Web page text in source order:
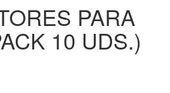
PARA
10 UDS.)